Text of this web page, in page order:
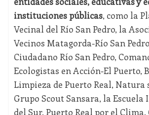
instituciones públicas, como la
Vecinal del Río San Pedro, la
Vecinos Matagorda-Río San
Ciudadano Río San Pedro,
Ecologistas en Acción-El Puerto,
Limpieza de Puerto Real, Natura
Grupo Scout Sansara, la
del Sur, Puerto Real por el